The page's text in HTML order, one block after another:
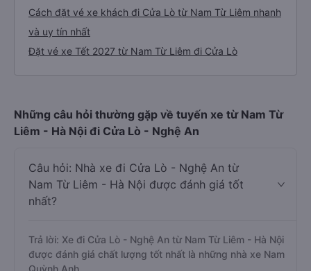
Cách đặt vé xe khách đi Cửa Lò từ Nam Từ Liêm nhanh
và uy tín nhất
Đặt vé xe Tết 2027 từ Nam Từ Liêm đi Cửa Lò
Những câu hỏi thường gặp về tuyến xe từ Nam Từ
Liêm - Hà Nội đi Cửa Lò - Nghệ An
Câu hỏi: Nhà xe đi Cửa Lò - Nghệ An từ
Nam Từ Liêm - Hà Nội được đánh giá tốt
nhất?
Trả lời: Xe đi Cửa Lò - Nghệ An từ Nam Từ Liêm - Hà Nội
được đánh giá chất lượng tốt nhất là những nhà xe Nam
Quỳnh Anh.